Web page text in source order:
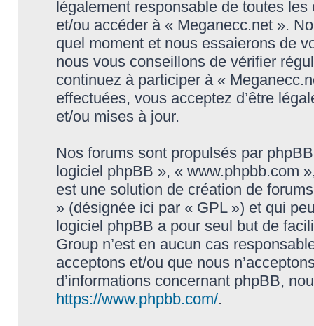
légalement responsable de toutes
et/ou accéder à « Meganecc.net ».
quel moment et nous essaierons de
nous vous conseillons de vérifier
continuez à participer à «
effectuées, vous acceptez d’être
et/ou mises à jour.
Nos forums sont propulsés par
logiciel phpBB », « www.phpbb.com
est une solution de création de
» (désignée ici par « GPL ») et qui
logiciel phpBB a pour seul but de
Group n’est en aucun cas
acceptons et/ou que nous
d’informations concernant phpBB,
https://www.phpbb.com/.